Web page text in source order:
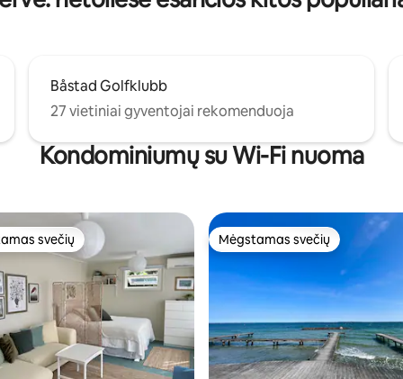
Båstad Golfklubb
27 vietiniai gyventojai rekomenduoja
Kondominiumų su Wi-Fi nuoma
svečių Mėgstamas svečių
Mėgstamas svečių